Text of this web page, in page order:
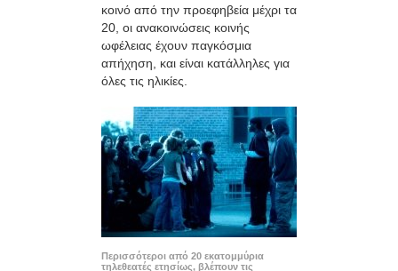
κοινό από την προεφηβεία μέχρι τα
20, οι ανακοινώσεις κοινής
ωφέλειας έχουν παγκόσμια
απήχηση, και είναι κατάλληλες για
όλες τις ηλικίες.
Περισσότεροι από 20 εκατομμύρια
τηλεθεατές ετησίως, βλέπουν τις